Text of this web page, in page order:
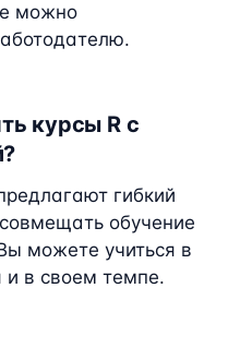
можно
курсы R с
гибкий
обучение
можете учиться в
и в своем темпе.